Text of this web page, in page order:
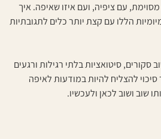
עם ציפיה, ועם איזו שאיפה. איך
הללו עם קצת יותר כלים לתגובתיות
סקורים, סיטואציות בלתי רגילות ורגעים
סיכוי להצליח להיות במודעות לאיפה
שוב ושוב לכאן ולעכשיו.